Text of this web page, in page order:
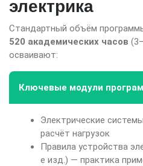
электрика
Стандартный объём
520 академических часов
осваивают:
Ключевые модули
Электрические
расчёт нагрузок
Правила устройства
е изд.) — практика